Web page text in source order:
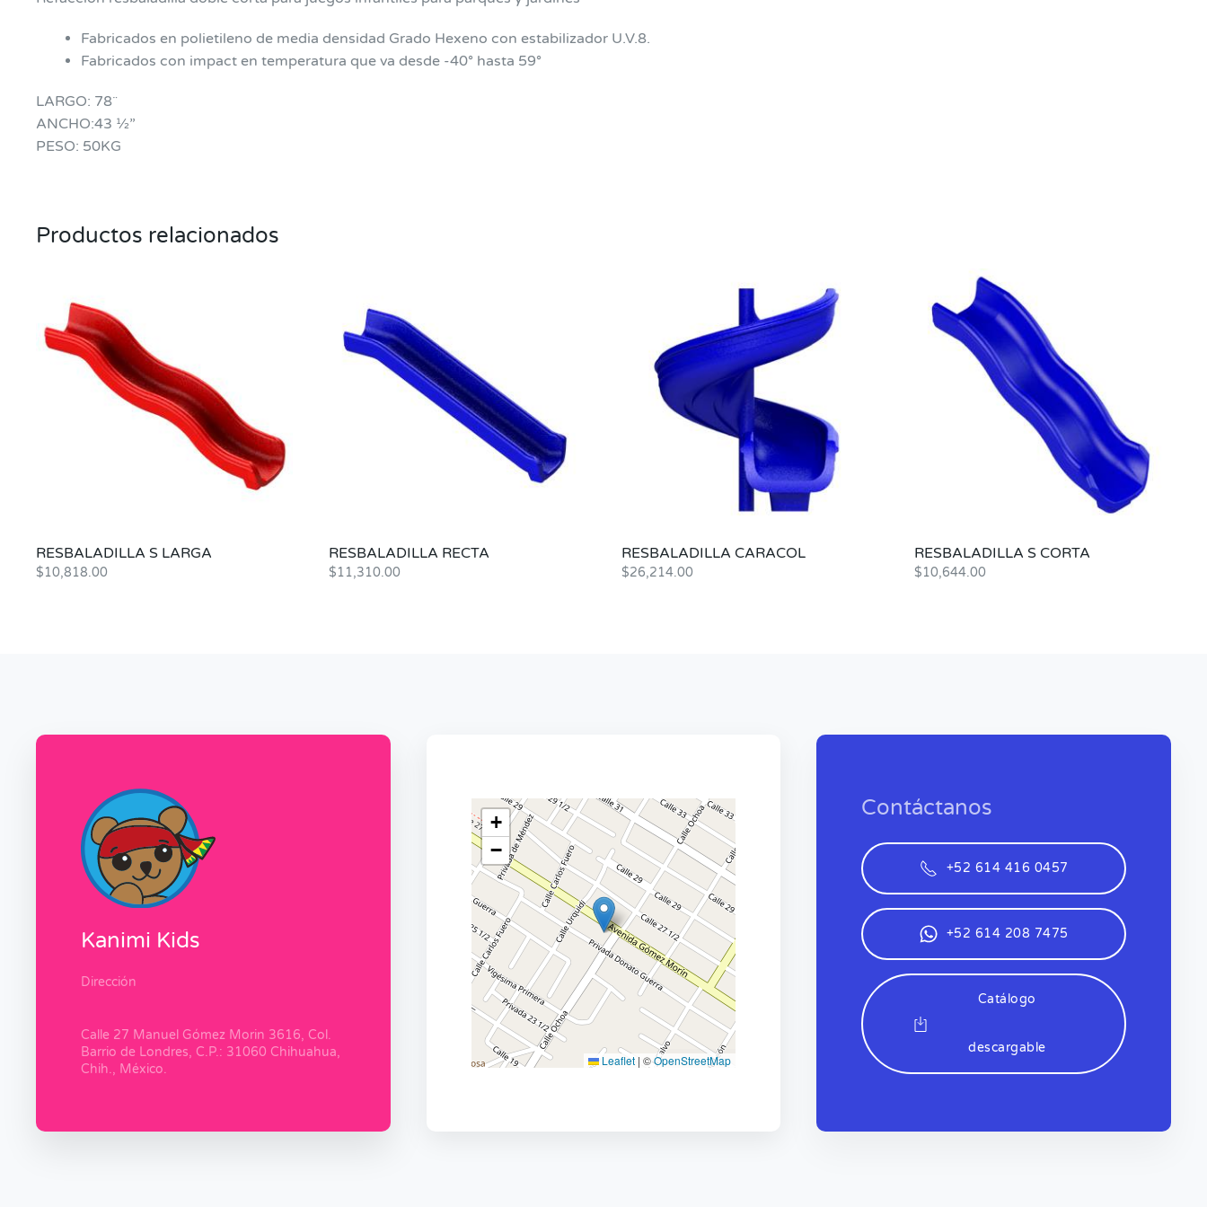
Fabricados en polietileno de media densidad Grado Hexeno con estabilizador U.V.8.
Fabricados con impact en temperatura que va desde -40° hasta 59°
LARGO: 78¨
ANCHO:43 ½”
PESO: 50KG
Productos relacionados
RESBALADILLA S LARGA
$10,818.00
RESBALADILLA RECTA
$11,310.00
RESBALADILLA CARACOL
$26,214.00
RESBALADILLA S CORTA
$10,644.00
Kanimi Kids
Dirección
Calle 27 Manuel Gómez Morin 3616, Col.
Barrio de Londres, C.P.: 31060 Chihuahua,
Chih., México.
+
−
Leaflet | ©OpenStreetMap
Contáctanos
+52 614 416 0457
+52 614 208 7475
Catálogo
descargable